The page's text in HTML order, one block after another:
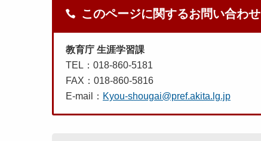
このページに関するお問い合わせ
教育庁 生涯学習課
TEL：018-860-5181
FAX：018-860-5816
E-mail： Kyou-shougai@pref.akita.lg.jp